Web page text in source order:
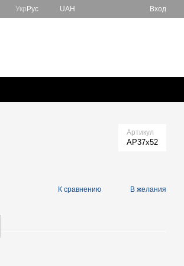
Укр Рус UAH Вход
Артикул
AP37x52
К сравнению В желания